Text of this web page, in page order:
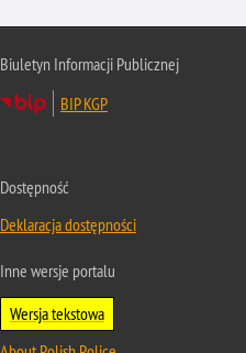
Biuletyn Informacji Publicznej
BIP KGP
Dostępność
Deklaracja dostępności
Inne wersje portalu
Wersja tekstowa